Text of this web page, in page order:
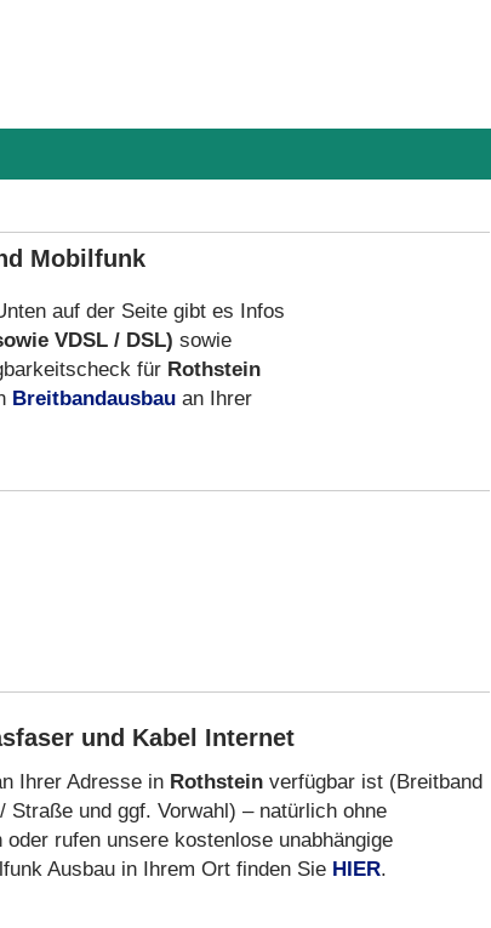
Mobilfunk
auf der Seite gibt es Infos
VDSL / DSL) sowie
für Rothstein
Breitbandausbau an Ihrer
und Kabel Internet
Ihrer Adresse in Rothstein verfügbar ist (Breitband
Straße und ggf. Vorwahl) – natürlich ohne
oder rufen unsere kostenlose unabhängige
Ausbau in Ihrem Ort finden Sie HIER.